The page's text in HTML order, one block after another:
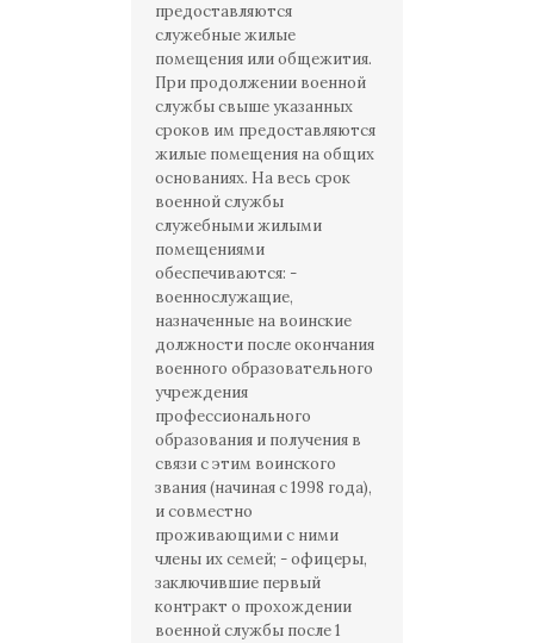
предоставляются
служебные жилые
помещения или общежития.
При продолжении военной
службы свыше указанных
сроков им предоставляются
жилые помещения на общих
основаниях. На весь срок
военной службы
служебными жилыми
помещениями
обеспечиваются: -
военнослужащие,
назначенные на воинские
должности после окончания
военного образовательного
учреждения
профессионального
образования и получения в
связи с этим воинского
звания (начиная с 1998 года),
и совместно
проживающими с ними
члены их семей; - офицеры,
заключившие первый
контракт о прохождении
военной службы после 1